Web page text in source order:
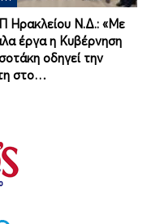
Ηρακλείου Ν.Δ.: «Με
έργα η Κυβέρνηση
οδηγεί την
στο…